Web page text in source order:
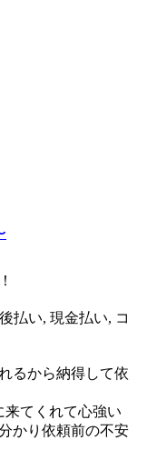
払い, 現金払い, コ
るから納得して依
来てくれて心強い
かり依頼前の不安